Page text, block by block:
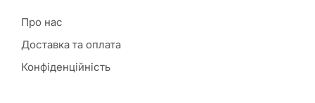
Про нас
Доставка та оплата
Конфіденційність